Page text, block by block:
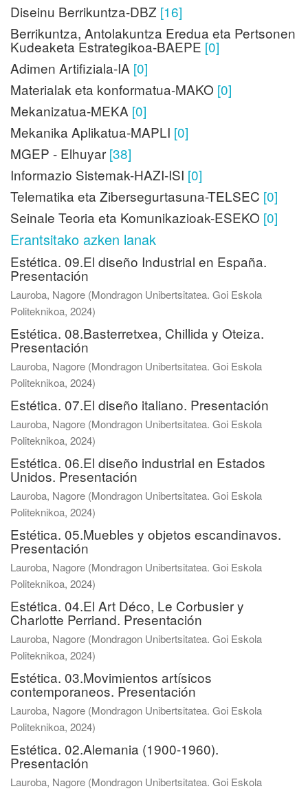
Diseinu Berrikuntza-DBZ [16]
Berrikuntza, Antolakuntza Eredua eta Pertsonen
Kudeaketa Estrategikoa-BAEPE [0]
Adimen Artifiziala-IA [0]
Materialak eta konformatua-MAKO [0]
Mekanizatua-MEKA [0]
Mekanika Aplikatua-MAPLI [0]
MGEP - Elhuyar [38]
Informazio Sistemak-HAZI-ISI [0]
Telematika eta Zibersegurtasuna-TELSEC [0]
Seinale Teoria eta Komunikazioak-ESEKO [0]
Erantsitako azken lanak
Estética. 09.El diseño Industrial en España.
Presentación
Lauroba, Nagore (Mondragon Unibertsitatea. Goi Eskola
Politeknikoa, 2024)
Estética. 08.Basterretxea, Chillida y Oteiza.
Presentación
Lauroba, Nagore (Mondragon Unibertsitatea. Goi Eskola
Politeknikoa, 2024)
Estética. 07.El diseño italiano. Presentación
Lauroba, Nagore (Mondragon Unibertsitatea. Goi Eskola
Politeknikoa, 2024)
Estética. 06.El diseño industrial en Estados
Unidos. Presentación
Lauroba, Nagore (Mondragon Unibertsitatea. Goi Eskola
Politeknikoa, 2024)
Estética. 05.Muebles y objetos escandinavos.
Presentación
Lauroba, Nagore (Mondragon Unibertsitatea. Goi Eskola
Politeknikoa, 2024)
Estética. 04.El Art Déco, Le Corbusier y
Charlotte Perriand. Presentación
Lauroba, Nagore (Mondragon Unibertsitatea. Goi Eskola
Politeknikoa, 2024)
Estética. 03.Movimientos artísicos
contemporaneos. Presentación
Lauroba, Nagore (Mondragon Unibertsitatea. Goi Eskola
Politeknikoa, 2024)
Estética. 02.Alemania (1900-1960).
Presentación
Lauroba, Nagore (Mondragon Unibertsitatea. Goi Eskola